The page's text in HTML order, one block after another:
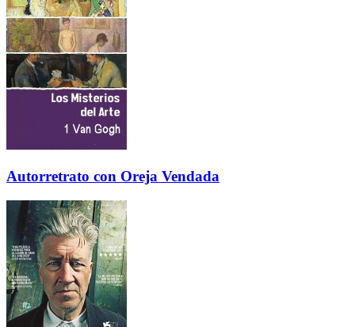
Autorretrato con Oreja Vendada